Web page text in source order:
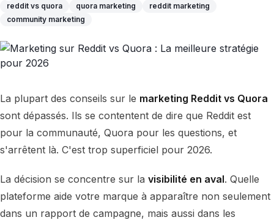
reddit vs quora
quora marketing
reddit marketing
community marketing
La plupart des conseils sur le marketing Reddit vs Quora
sont dépassés. Ils se contentent de dire que Reddit est
pour la communauté, Quora pour les questions, et
s'arrêtent là. C'est trop superficiel pour 2026.
La décision se concentre sur la visibilité en aval. Quelle
plateforme aide votre marque à apparaître non seulement
dans un rapport de campagne, mais aussi dans les